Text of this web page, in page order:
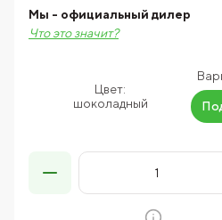
Цвет:
шоколадный
Мы - официальный дилер
Что это значит?